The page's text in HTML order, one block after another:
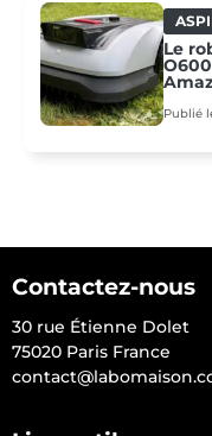
Le
Publié
Contactez-nous
30 rue Étienne Dolet
75020 Paris France